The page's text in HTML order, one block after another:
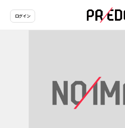
ログイン